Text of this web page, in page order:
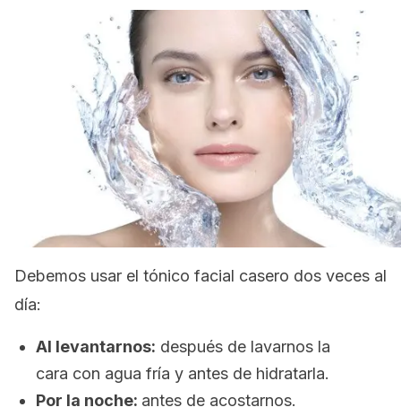
Debemos usar el tónico facial casero dos veces al
día:
Al levantarnos: después de lavarnos la
cara con agua fría y antes de hidratarla.
Por la noche: antes de acostarnos.